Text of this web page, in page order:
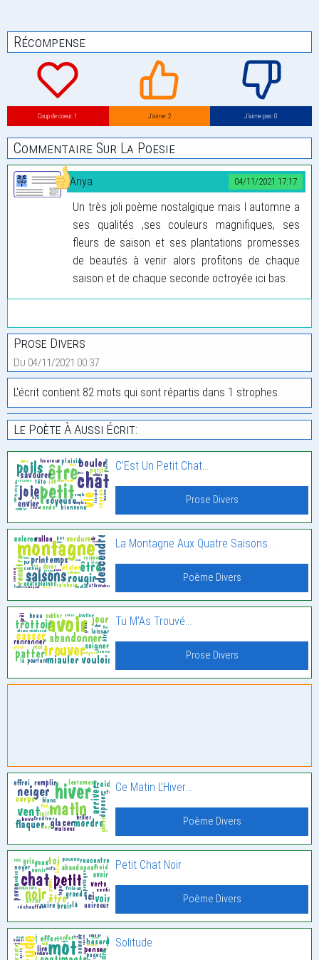
Récompense
Coup de coeur: 1 J’aime: 2 J’aime pas: 0
Commentaire Sur La Poesie
04/11/2021 17:17
Anya
Un très joli poème nostalgique mais l automne a
ses qualités ,ses couleurs magnifiques, ses
fleurs de saison et ses plantations promesses
de beautés à venir alors profitons de chaque
saison et de chaque seconde octroyée ici bas.
Prose Divers
Du 04/11/2021 00:37
L'écrit contient 82 mots qui sont répartis dans 1 strophes.
Le Poète À Aussi Écrit:
C’Est Un Petit Chat…
Prose Divers
La Montagne Aux Quatre Saisons…
Poème Divers
Tu M’As Trouvé…
Prose Divers
Ce Matin L’Hiver…
Poème Divers
Petit Chat Noir
Poème Divers
Solitude